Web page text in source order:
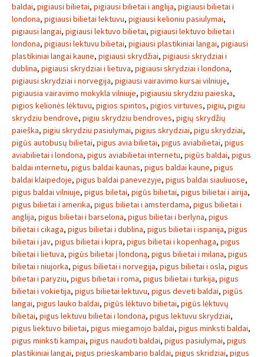
baldai, pigiausi bilietai, pigiausi bilietai i anglija, pigiausi bilietai i
londona, pigiausi bilietai lektuvu, pigiausi kelioniu pasiulymai,
pigiausi langai, pigiausi lektuvo bilietai, pigiausi lektuvo bilietai i
londona, pigiausi lektuvu bilietai, pigiausi plastikiniai langai, pigiausi
plastikiniai langai kaune, pigiausi skrydžiai, pigiausi skrydziai i
dublina, pigiausi skrydziai i lietuva, pigiausi skrydziai i londona,
pigiausi skrydziai i norvegija, pigiausi vairavimo kursai vilniuje,
pigiausia vairavimo mokykla vilniuje, pigiausiu skrydziu paieska,
pigios kelionės lėktuvu, pigios spintos, pigios virtuves, pigiu, pigiu
skrydziu bendrove, pigiu skrydziu bendroves, pigių skrydžių
paieška, pigiu skrydziu pasiulymai, pigius skrydziai, pigu skrydziai,
pigūs autobusų bilietai, pigus avia bilietai, pigus aviabilietai, pigus
aviabilietai i londona, pigus aviabilietai internetu, pigūs baldai, pigus
baldai internetu, pigus baldai kaunas, pigus baldai kaune, pigus
baldai klaipedoje, pigus baldai panevezyje, pigus baldai siauliuose,
pigus baldai vilniuje, pigus biletai, pigūs bilietai, pigus bilietai i airija,
pigus bilietai i amerika, pigus bilietai i amsterdama, pigus bilietai i
anglija, pigus bilietai i barselona, pigus bilietai i berlyna, pigus
bilietai i cikaga, pigus bilietai i dublina, pigus bilietai i ispanija, pigus
bilietai i jav, pigus bilietai i kipra, pigus bilietai i kopenhaga, pigus
bilietai i lietuva, pigūs bilietai į londoną, pigus bilietai i milana, pigus
bilietai i niujorka, pigus bilietai i norvegija, pigus bilietai i osla, pigus
bilietai i paryziu, pigus bilietai i roma, pigus bilietai i turkija, pigus
bilietai i vokietija, pigus bilietai lektuvu, pigus deveti baldai, pigūs
langai, pigus lauko baldai, pigūs lėktuvo bilietai, pigūs lėktuvų
bilietai, pigus lektuvu bilietai i londona, pigus lektuvu skrydziai,
pigus liektuvo bilietai, pigus miegamojo baldai, pigus minksti baldai,
pigus minksti kampai, pigus naudoti baldai, pigus pasiulymai, pigus
plastikiniai langai, pigus prieskambario baldai, pigus skridziai, pigus